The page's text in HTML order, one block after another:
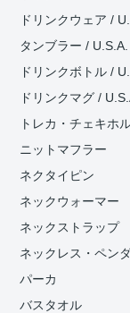
ドリンクウェア /
タンブラー / U.S.A.
ドリンクボトル /
ドリンクマグ /
トレカ・チェキホ
ニットマフラー
ネクタイピン
ネックウォーマー
ネックストラップ
ネックレス・ペン
パーカ
バスタオル